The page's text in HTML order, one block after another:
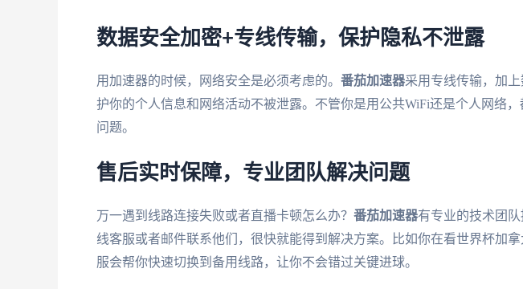
数据安全加密+专线传输，保护隐私不泄露
用加速器的时候，网络安全是必须考虑的。 番茄加速器采用专线传输，加
护你的个人信息和网络活动不被泄露。不管你是用公共WiFi还是个人网络
问题。
售后实时保障，专业团队解决问题
万一遇到线路连接失败或者直播卡顿怎么办？ 番茄加速器有专业的技术团
线客服或者邮件联系他们，很快就能得到解决方案。比如你在看世界杯加
服会帮你快速切换到备用线路，让你不会错过关键进球。